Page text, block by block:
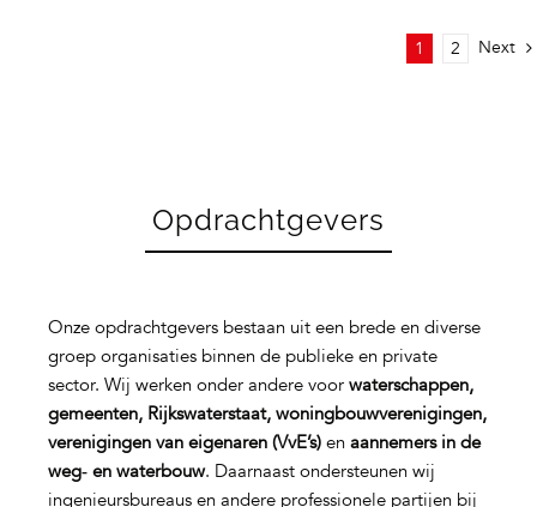
1 2 Next
Opdrachtgevers
Onze opdrachtgevers bestaan uit een brede en diverse
groep organisaties binnen de publieke en private
sector. Wij werken onder andere voor waterschappen,
gemeenten, Rijkswaterstaat, woningbouwverenigingen,
verenigingen van eigenaren (VvE’s)en aannemers in de
weg‑ en waterbouw. Daarnaast ondersteunen wij
ingenieursbureaus en andere professionele partijen bij